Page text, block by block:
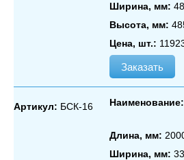
Ширина, мм:
Высота, мм:
Цена, шт.:
Заказать
Артикул: БСК-16 Наименование:
Длина, мм:
Ширина, мм: